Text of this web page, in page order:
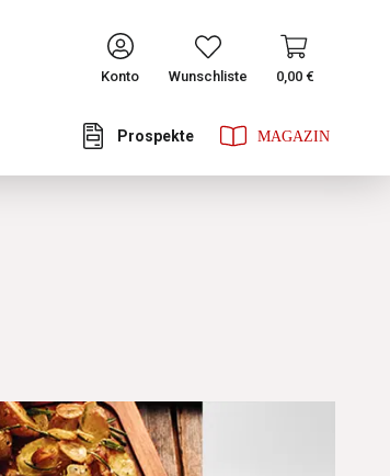
CONTINUE
Konto
Wunschliste 0,00 €
Prospekte